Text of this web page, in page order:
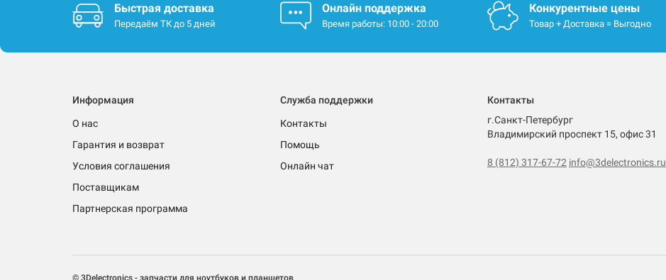
Быстрая доставка
Передаём ТК до 5 дней
Онлайн поддержка
Время работы: 10:00 - 20:00
Конкурентные цены
Товар + Доставка = Выгодно
Информация
О нас
Гарантия и возврат
Условия соглашения
Поставщикам
Партнерская программа
Служба поддержки
Контакты
Помощь
Онлайн чат
Контакты
г.Санкт-Петербург
Владимирский проспект 15, офис 31
8 (812) 317-67-72 info@3delectronics.ru